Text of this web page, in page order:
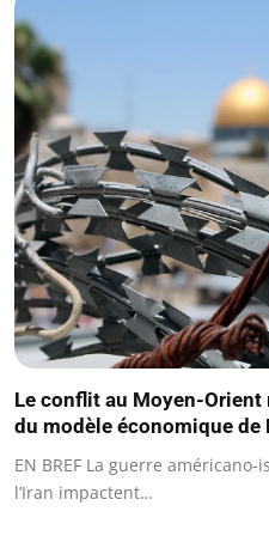
Le conflit au Moyen-
du modèle économique de
EN BREF La guerre
l’Iran impactent…